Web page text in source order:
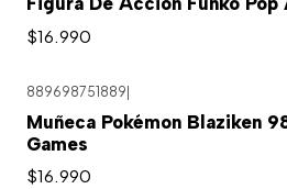
$16.990
889698751889|
Muñeca Pokémon Blaziken
Games
$16.990